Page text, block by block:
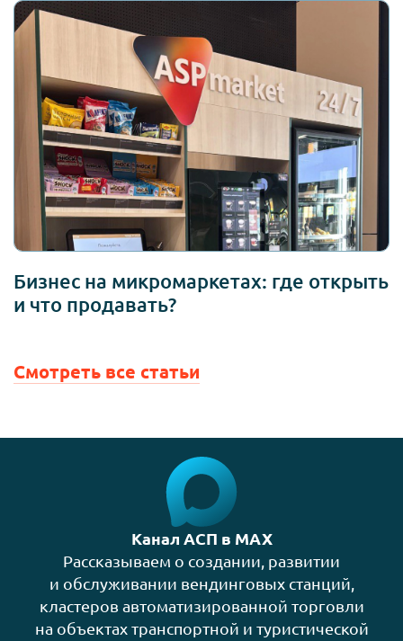
Бизнес на микромаркетах: где открыть
и что продавать?
Смотреть все статьи
Канал АСП в MAX
Рассказываем о создании, развитии
и обслуживании вендинговых станций,
кластеров автоматизированной торговли
на объектах транспортной и туристической